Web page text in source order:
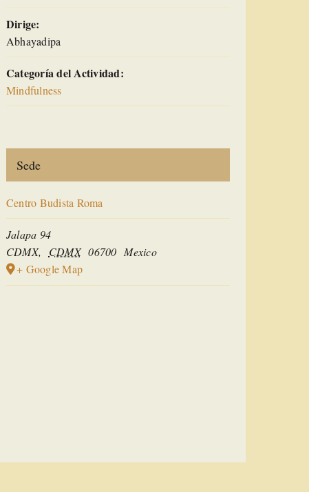
Dirige:
Abhayadipa
Categoría del Actividad:
Mindfulness
Sede
Centro Budista Roma
Jalapa 94
CDMX, CDMX 06700 Mexico
+ Google Map